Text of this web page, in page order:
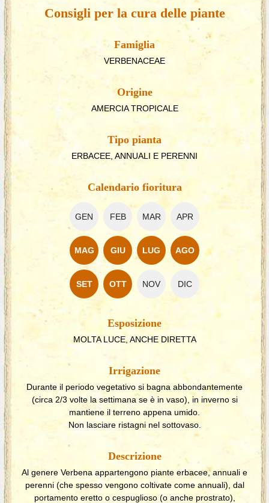
Consigli per la cura delle piante
Famiglia
VERBENACEAE
Origine
AMERCIA TROPICALE
Tipo pianta
ERBACEE, ANNUALI E PERENNI
Calendario fioritura
GEN FEB MAR APR
MAG GIU LUG AGO
SET OTT NOV DIC
Esposizione
MOLTA LUCE, ANCHE DIRETTA
Irrigazione
Durante il periodo vegetativo si bagna abbondantemente
(circa 2/3 volte la settimana se è in vaso), in inverno si
mantiene il terreno appena umido.
Non lasciare ristagni nel sottovaso.
Descrizione
Al genere Verbena appartengono piante erbacee, annuali e
perenni (che spesso vengono coltivate come annuali), dal
portamento eretto o cespuglioso (o anche prostrato),